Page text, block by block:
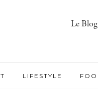
Le
LIFESTYLE